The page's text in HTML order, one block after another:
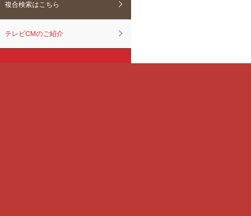
複合検索はこちら
テレビCMのご紹介